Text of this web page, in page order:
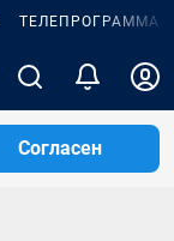
ТЕЛЕПРОГРАММА
Согласен